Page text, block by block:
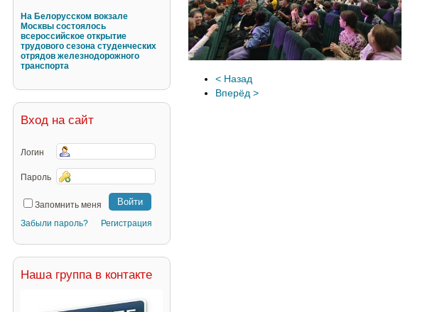
На Белорусском вокзале
Москвы состоялось
всероссийское открытие
трудового сезона студенческих
отрядов железнодорожного
транспорта
Вход на сайт
Логин
Пароль
Запомнить меня
Забыли пароль?
Регистрация
Наша группа в контакте
< Назад
Вперёд >